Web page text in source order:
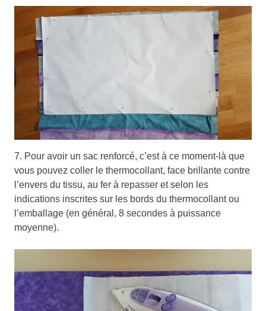
7. Pour avoir un sac renforcé, c’est à ce moment-là que
vous pouvez coller le thermocollant, face brillante contre
l’envers du tissu, au fer à repasser et selon les
indications inscrites sur les bords du thermocollant ou
l’emballage (en général, 8 secondes à puissance
moyenne).